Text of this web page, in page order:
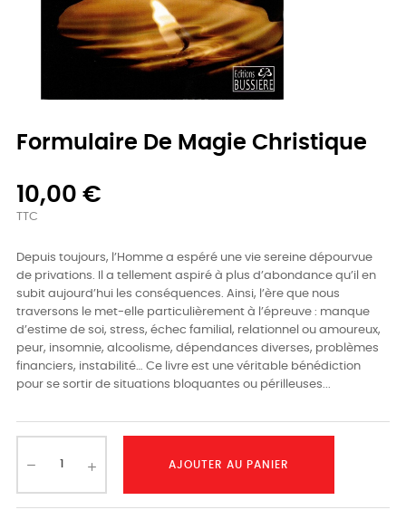
Formulaire De Magie Christique
10,00 €
TTC
Depuis toujours, l’Homme a espéré une vie sereine dépourvue
de privations. Il a tellement aspiré à plus d’abondance qu’il en
subit aujourd’hui les conséquences. Ainsi, l’ère que nous
traversons le met-elle particulièrement à l’épreuve : manque
d’estime de soi, stress, échec familial, relationnel ou amoureux,
peur, insomnie, alcoolisme, dépendances diverses, problèmes
financiers, instabilité… Ce livre est une véritable bénédiction
pour se sortir de situations bloquantes ou périlleuses...
AJOUTER AU PANIER